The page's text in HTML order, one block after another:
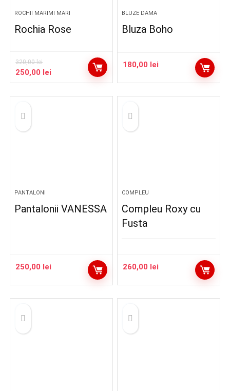
ROCHII MARIMI MARI
Rochia Rose
320,00lei
Prețul
inițial
320,00 lei.
250,00 lei
curent
BLUZE DAMA
Bluza Boho
180,00 lei
PANTALONI
Pantalonii VANESSA
250,00 lei
COMPLEU
Compleu Roxy cu
Fusta
260,00 lei